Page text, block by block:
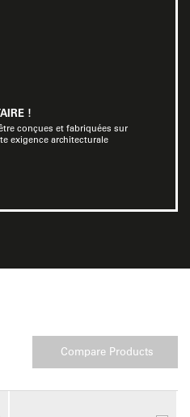
!
conçues et fabriquées sur
exigence architecturale